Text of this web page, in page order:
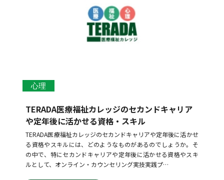
心理
TERADA医療福祉カレッジのセカンドキャリア
や定年後に活かせる資格・スキル
TERADA医療福祉カレッジのセカンドキャリアや定年後に活かせ
る資格やスキルには、どのようなものがあるのでしょうか。そ
の中で、特にセカンドキャリアや定年後に活かせる資格やスキ
ルとして、オンライン・カウンセリング実技実践プ…